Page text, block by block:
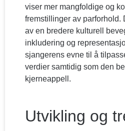
viser mer mangfoldige og
fremstillinger av parforhold.
av en bredere kulturell
inkludering og
sjangerens evne til å
verdier samtidig som den
kjerneappell.
Utvikling og